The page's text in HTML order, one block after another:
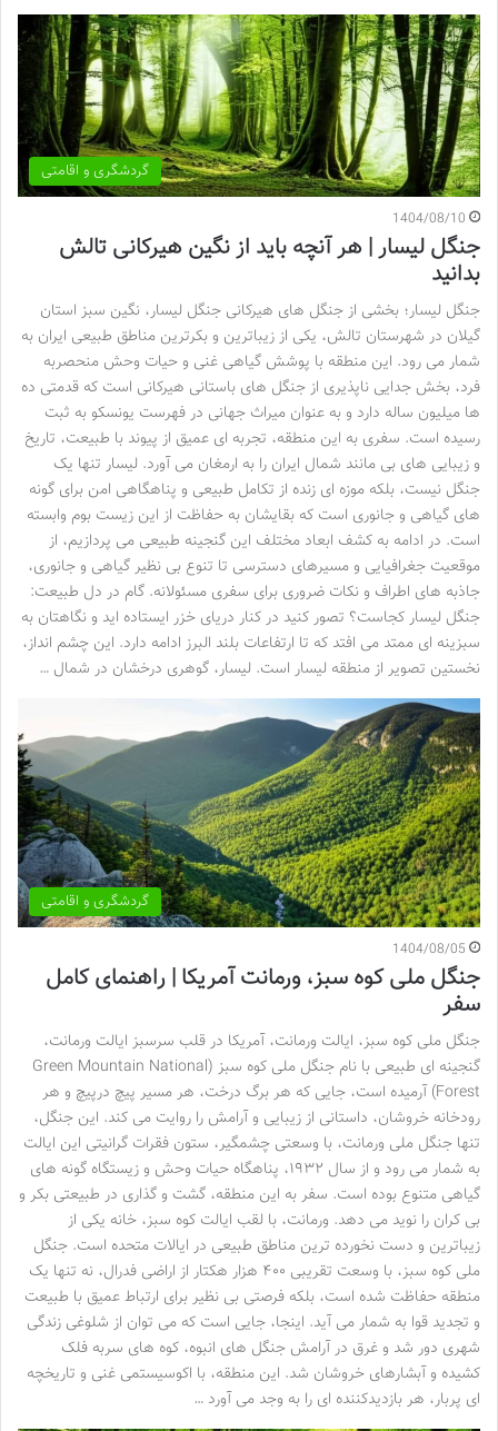
گردشگری و اقامتی
1404/08/10
جنگل لیسار | هر آنچه باید از نگین هیرکانی تالش
بدانید
جنگل لیسار؛ بخشی از جنگل های هیرکانی جنگل لیسار، نگین سبز استان
گیلان در شهرستان تالش، یکی از زیباترین و بکرترین مناطق طبیعی ایران به
شمار می رود. این منطقه با پوشش گیاهی غنی و حیات وحش منحصربه
فرد، بخش جدایی ناپذیری از جنگل های باستانی هیرکانی است که قدمتی ده
ها میلیون ساله دارد و به عنوان میراث جهانی در فهرست یونسکو به ثبت
رسیده است. سفری به این منطقه، تجربه ای عمیق از پیوند با طبیعت، تاریخ
و زیبایی های بی مانند شمال ایران را به ارمغان می آورد. لیسار تنها یک
جنگل نیست، بلکه موزه ای زنده از تکامل طبیعی و پناهگاهی امن برای گونه
های گیاهی و جانوری است که بقایشان به حفاظت از این زیست بوم وابسته
است. در ادامه به کشف ابعاد مختلف این گنجینه طبیعی می پردازیم، از
موقعیت جغرافیایی و مسیرهای دسترسی تا تنوع بی نظیر گیاهی و جانوری،
جاذبه های اطراف و نکات ضروری برای سفری مسئولانه. گام در دل طبیعت:
جنگل لیسار کجاست؟ تصور کنید در کنار دریای خزر ایستاده اید و نگاهتان به
سبزینه ای ممتد می افتد که تا ارتفاعات بلند البرز ادامه دارد. این چشم انداز،
نخستین تصویر از منطقه لیسار است. لیسار، گوهری درخشان در شمال …
گردشگری و اقامتی
1404/08/05
جنگل ملی کوه سبز، ورمانت آمریکا | راهنمای کامل
سفر
جنگل ملی کوه سبز، ایالت ورمانت، آمریکا در قلب سرسبز ایالت ورمانت،
گنجینه ای طبیعی با نام جنگل ملی کوه سبز (Green Mountain National
Forest) آرمیده است، جایی که هر برگ درخت، هر مسیر پیچ درپیچ و هر
رودخانه خروشان، داستانی از زیبایی و آرامش را روایت می کند. این جنگل،
تنها جنگل ملی ورمانت، با وسعتی چشمگیر، ستون فقرات گرانیتی این ایالت
به شمار می رود و از سال ۱۹۳۲، پناهگاه حیات وحش و زیستگاه گونه های
گیاهی متنوع بوده است. سفر به این منطقه، گشت و گذاری در طبیعتی بکر و
بی کران را نوید می دهد. ورمانت، با لقب ایالت کوه سبز، خانه یکی از
زیباترین و دست نخورده ترین مناطق طبیعی در ایالات متحده است. جنگل
ملی کوه سبز، با وسعت تقریبی ۴۰۰ هزار هکتار از اراضی فدرال، نه تنها یک
منطقه حفاظت شده است، بلکه فرصتی بی نظیر برای ارتباط عمیق با طبیعت
و تجدید قوا به شمار می آید. اینجا، جایی است که می توان از شلوغی زندگی
شهری دور شد و غرق در آرامش جنگل های انبوه، کوه های سربه فلک
کشیده و آبشارهای خروشان شد. این منطقه، با اکوسیستمی غنی و تاریخچه
ای پربار، هر بازدیدکننده ای را به وجد می آورد …